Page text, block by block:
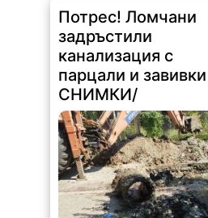
канализация с
парцали и завивки /
СНИМКИ/